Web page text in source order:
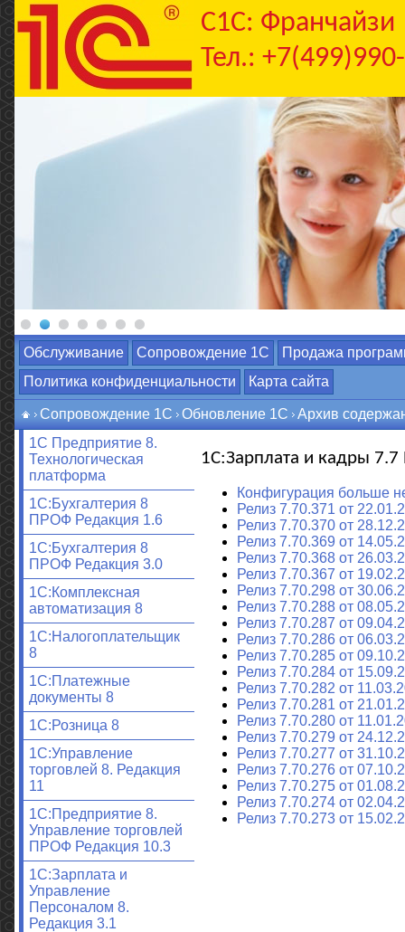
C1С: Франчайзи
Тел.:
Обслуживание Сопровождение 1С
Продажа
Политика конфиденциальности
Карта сайта
Сопровождение 1С Обновление 1С
Архив
1С Предприятие 8.
Технологическая
платформа
1C:Бухгалтерия 8
ПРОФ Редакция 1.6
1C:Бухгалтерия 8
ПРОФ Редакция 3.0
1С:Комплексная
автоматизация 8
1С:Налогоплательщик
8
1С:Платежные
документы 8
1С:Розница 8
1С:Управление
торговлей 8. Редакция
11
1С:Предприятие 8.
Управление торговлей
ПРОФ Редакция 10.3
1С:Зарплата и
Управление
Персоналом 8.
Редакция 3.1
1С:Зарплата и кадры
Конфигурация больше
Релиз 7.70.371 от
Релиз 7.70.370 от
Релиз 7.70.369 от
Релиз 7.70.368 от
Релиз 7.70.367 от
Релиз 7.70.298 от
Релиз 7.70.288 от
Релиз 7.70.287 от
Релиз 7.70.286 от
Релиз 7.70.285 от
Релиз 7.70.284 от
Релиз 7.70.282 от
Релиз 7.70.281 от
Релиз 7.70.280 от
Релиз 7.70.279 от
Релиз 7.70.277 от
Релиз 7.70.276 от
Релиз 7.70.275 от
Релиз 7.70.274 от
Релиз 7.70.273 от